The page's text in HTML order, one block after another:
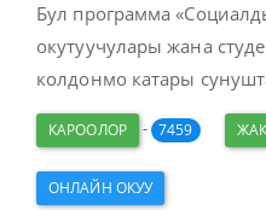
Бул программа
окутуучулары жана
колдонмо катары
КАРООЛОР - 7459
ОНЛАЙН ОКУУ